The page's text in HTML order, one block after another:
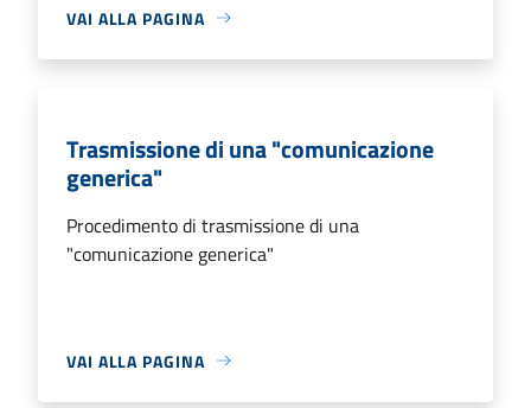
VAI ALLA PAGINA
Trasmissione di una "comunicazione
generica"
Procedimento di trasmissione di una
"comunicazione generica"
VAI ALLA PAGINA